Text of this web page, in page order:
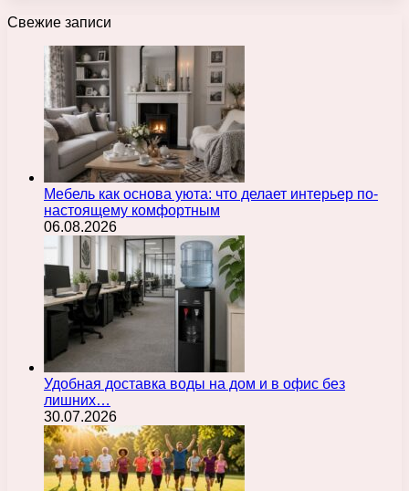
Свежие записи
Мебель как основа уюта: что делает интерьер по-
настоящему комфортным
06.08.2026
Удобная доставка воды на дом и в офис без
лишних…
30.07.2026